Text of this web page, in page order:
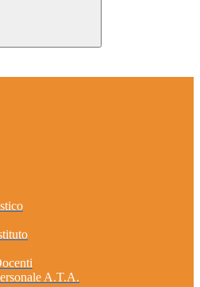
A.T.A.